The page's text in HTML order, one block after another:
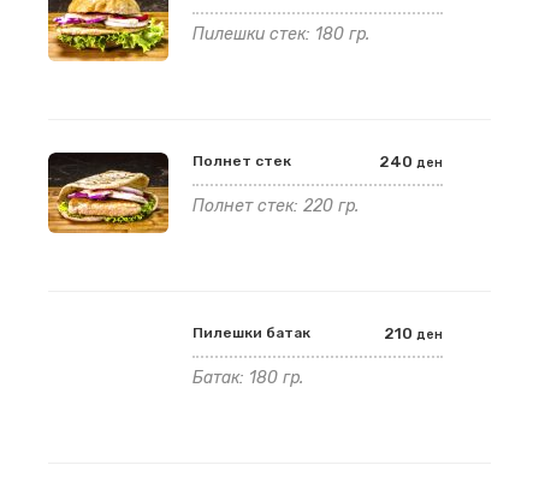
Пилешки стек: 180 гр.
Полнет стек
Полнет стек: 220 гр.
240 ден
Пилешки батак
Батак: 180 гр.
210 ден